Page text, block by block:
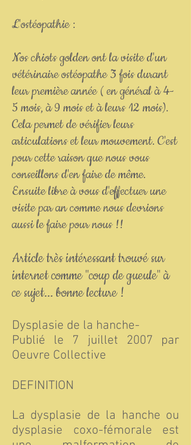
L'ostéopathie :
Nos chiots golden ont la visite d'un
vétérinaire ostéopathe 3 fois durant
leur première année ( en général à 4-
5 mois, à 9 mois et à leurs 12 mois).
Cela permet de vérifier leurs
articulations et leur mouvement. C'est
pour cette raison que nous vous
conseillons d'en faire de même.
Ensuite libre à vous d'effectuer une
visite par an comme nous devrions
aussi le faire pour nous !!
Article très intéressant trouvé sur
internet comme "coup de gueule" à
ce sujet... bonne lecture !
Dysplasie de la hanche-
Publié le 7 juillet 2007 par
Oeuvre Collective
DEFINITION
La dysplasie de la hanche ou
dysplasie coxo-fémorale est